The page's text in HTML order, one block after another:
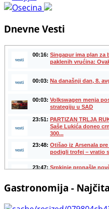
Dnevne Vesti
Gastronomija -